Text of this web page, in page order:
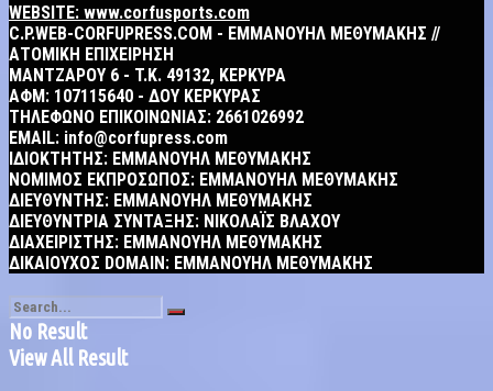
WEBSITE: www.corfusports.com
C.P.WEB-CORFUPRESS.COM - ΕΜΜΑΝΟΥΗΛ ΜΕΘΥΜΑΚΗΣ //
ΑΤΟΜΙΚΗ ΕΠΙΧΕΙΡΗΣΗ
MANTZAΡΟΥ 6 - T.K. 49132, ΚΕΡΚΥΡΑ
ΑΦΜ: 107115640 - ΔΟΥ ΚΕΡΚΥΡΑΣ
ΤΗΛΕΦΩΝΟ ΕΠΙΚΟΙΝΩΝΙΑΣ: 2661026992
EMAIL: info@corfupress.com
ΙΔΙΟΚΤΗΤΗΣ: EMMANOYΗΛ ΜΕΘΥΜΑΚΗΣ
ΝΟΜΙΜΟΣ ΕΚΠΡΟΣΩΠΟΣ: EMMANOYΗΛ ΜΕΘΥΜΑΚΗΣ
ΔΙΕΥΘΥΝΤΗΣ: EMMANOYΗΛ ΜΕΘΥΜΑΚΗΣ
ΔΙΕΥΘΥΝΤΡΙΑ ΣΥΝΤΑΞΗΣ: ΝΙΚΟΛΑΪΣ ΒΛΑΧΟΥ
ΔΙΑΧΕΙΡΙΣΤΗΣ: EMMANOYΗΛ ΜΕΘΥΜΑΚΗΣ
ΔΙΚΑΙΟΥΧΟΣ DOMAIN: ΕΜΜΑΝΟΥΗΛ ΜΕΘΥΜΑΚΗΣ
No Result
View All Result